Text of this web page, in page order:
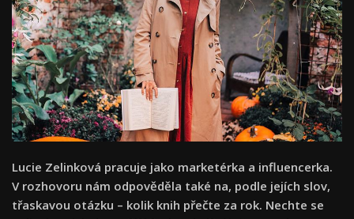
Lucie Zelinková pracuje jako marketérka a influencerka.
V rozhovoru nám odpověděla také na, podle jejích slov,
třaskavou otázku – kolik knih přečte za rok. Nechte se